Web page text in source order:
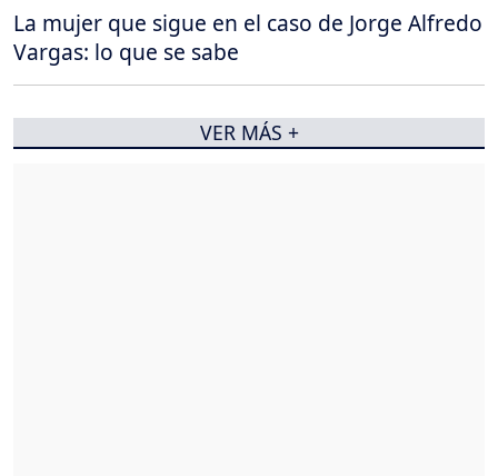
La mujer que sigue en el caso de Jorge Alfredo
Vargas: lo que se sabe
VER MÁS +